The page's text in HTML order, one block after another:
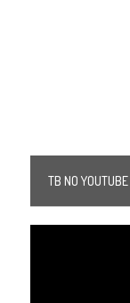
TB NO YOUTUBE